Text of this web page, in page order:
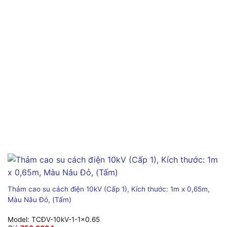
Thảm cao su cách điện 10kV (Cấp 1), Kích thước: 1m x 0,65m,
Màu Nâu Đỏ, (Tấm)
Model: TCĐV-10kV-1-1x0.65